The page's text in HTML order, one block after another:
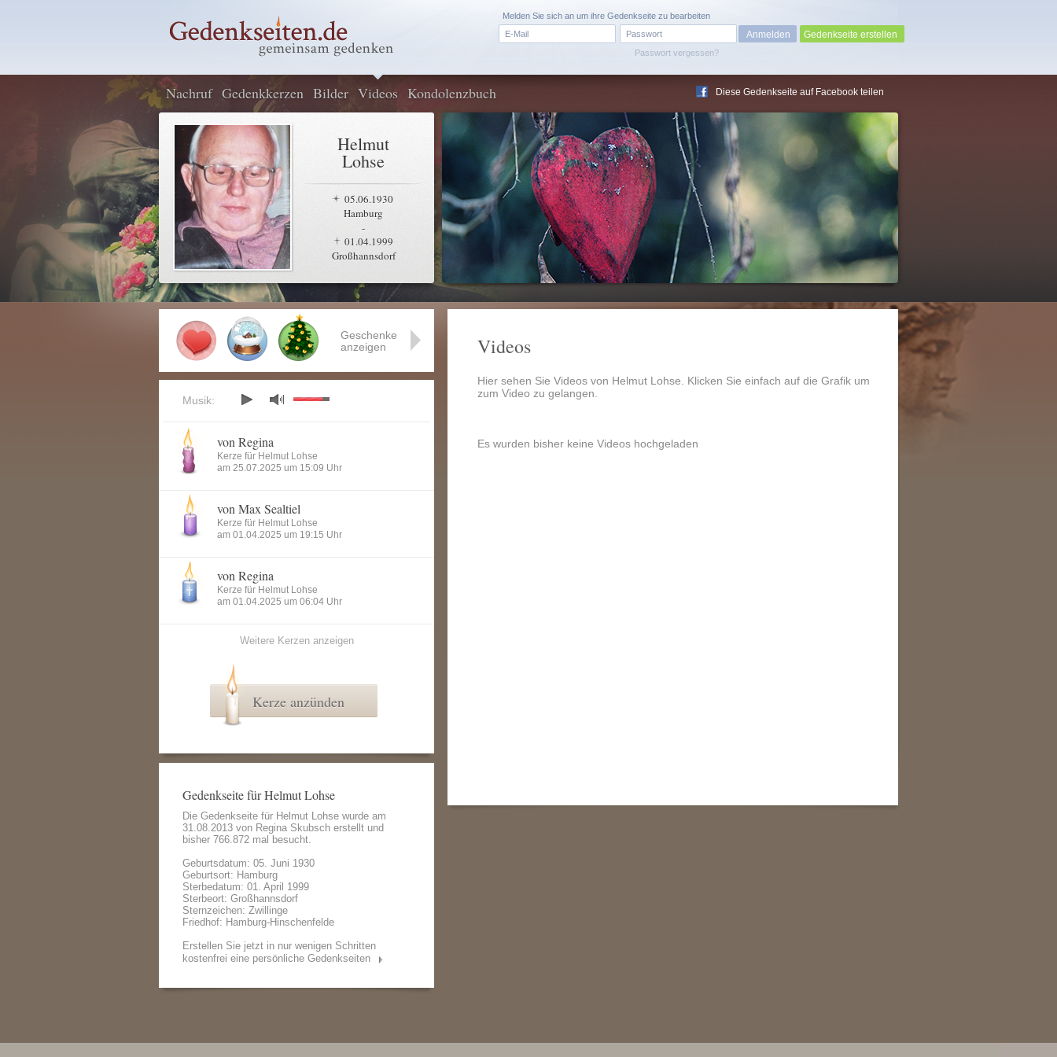
Passwort vergessen?
Melden Sie sich an um ihre Gedenkseite zu bearbeiten
Gedenkseite erstellen
Nachruf Gedenkkerzen Bilder Videos Kondolenzbuch Diese Gedenkseite auf Facebook teilen
Helmut
Lohse
05.06.1930
Hamburg
-
01.04.1999
Großhannsdorf
Videos
Hier sehen Sie Videos von Helmut Lohse. Klicken Sie einfach auf die Grafik um
zum Video zu gelangen.
Es wurden bisher keine Videos hochgeladen
Geschenke
anzeigen
Musik:
von Regina
Kerze für Helmut Lohse
am 25.07.2025 um 15:09 Uhr
von Max Sealtiel
Kerze für Helmut Lohse
am 01.04.2025 um 19:15 Uhr
von Regina
Kerze für Helmut Lohse
am 01.04.2025 um 06:04 Uhr
Weitere Kerzen anzeigen
Kerze anzünden
Gedenkseite für Helmut Lohse
Die Gedenkseite für Helmut Lohse wurde am
31.08.2013 von Regina Skubsch erstellt und
bisher 766.872 mal besucht.
Geburtsdatum: 05. Juni 1930
Geburtsort: Hamburg
Sterbedatum: 01. April 1999
Sterbeort: Großhannsdorf
Sternzeichen: Zwillinge
Friedhof: Hamburg-Hinschenfelde
Erstellen Sie jetzt in nur wenigen Schritten
kostenfrei eine persönliche Gedenkseiten